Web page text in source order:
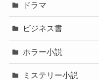
ドラマ
ビジネス書
ホラー小説
ミステリー小説